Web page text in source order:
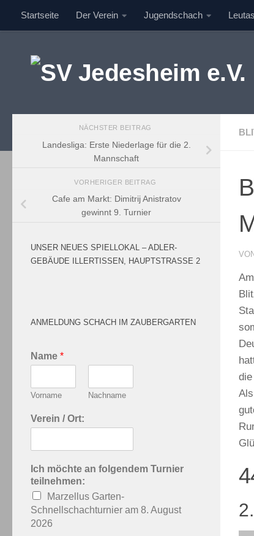
Unter dem Inhalt
Startseite Der Verein Jugendschach
VON
NÄCHSTER BEITRAG
Landesliga: Erste Niederlage für die 2.
Mannschaft
VORHERIGER BEITRAG
Cafe am Markt: Dimitrij Anistratov
gewinnt 9. Turnier
UNSER NEUES SPIELLOKAL – ADLER-
GEBÄUDE ILLERTISSEN, HAUPTSTRASSE 2
ANMELDUNG SCHACH IM ZAUBERGARTEN
Name *
Vorname Nachname
Verein / Ort:
Ich möchte an folgendem Turnier
teilnehmen:
Marzellus Garten-
Schnellschachturnier am 8. August
2026